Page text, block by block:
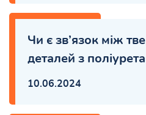
Чи є зв’язок між
деталей з
10.06.2024